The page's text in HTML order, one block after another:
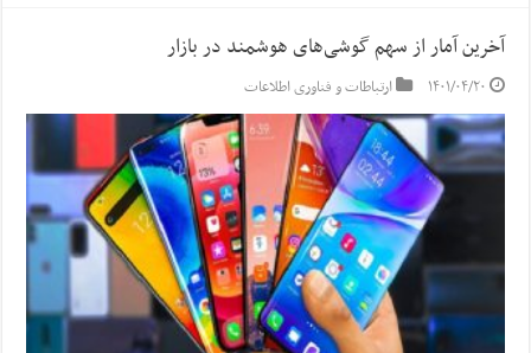
آخرین آمار از سهم گوشی‌های هوشمند در بازار
۱۴۰۱/۰۴/۲۰ ارتباطات و فناوری اطلاعات